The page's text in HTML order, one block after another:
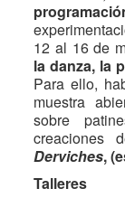
12 al 16 de
la danza, la
Para ello,
muestra
sobre
creaciones
Derviches,
Talleres